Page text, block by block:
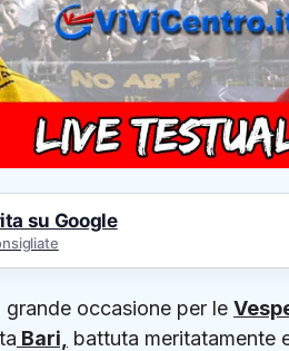
su Google
occasione per le
Bari, battuta meritatamente